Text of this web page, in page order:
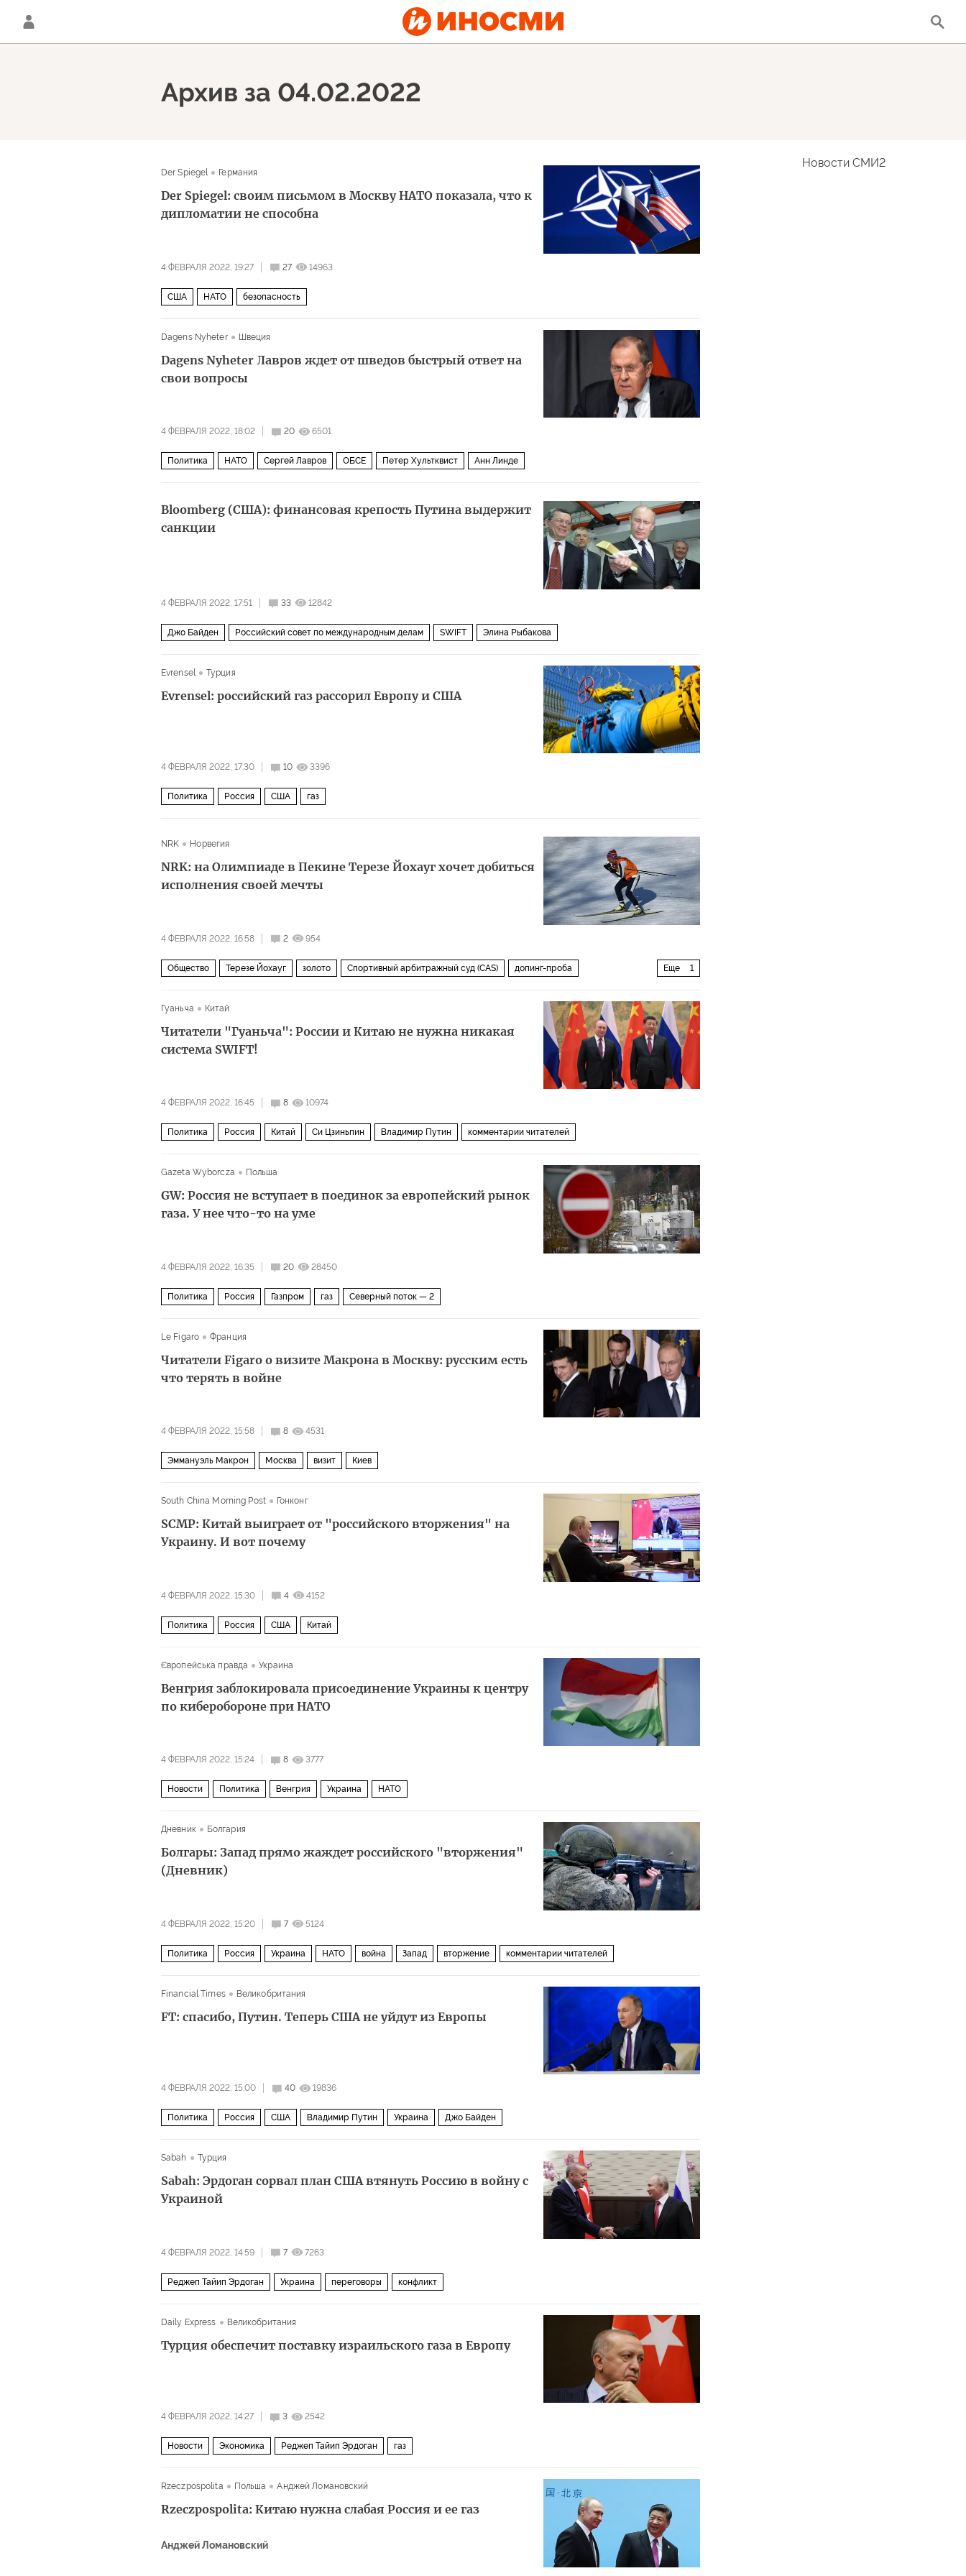
Архив за 04.02.2022
Der Spiegel Германия
Der Spiegel: своим письмом в Москву НАТО показала, что к
дипломатии не способна
4 ФЕВРАЛЯ 2022, 19:27 27 14963
США НАТО безопасность
Dagens Nyheter Швеция
Dagens Nyheter Лавров ждет от шведов быстрый ответ на
свои вопросы
4 ФЕВРАЛЯ 2022, 18:02 20 6501
Политика НАТО Сергей Лавров ОБСЕ Петер Хультквист Анн Линде
Bloomberg (США): финансовая крепость Путина выдержит
санкции
4 ФЕВРАЛЯ 2022, 17:51 33 12842
Джо Байден Российский совет по международным делам SWIFT Элина Рыбакова
Evrensel Турция
Evrensel: российский газ рассорил Европу и США
4 ФЕВРАЛЯ 2022, 17:30 10 3396
Политика Россия США газ
NRK Норвегия
NRK: на Олимпиаде в Пекине Терезе Йохауг хочет добиться
исполнения своей мечты
4 ФЕВРАЛЯ 2022, 16:58 2 954
Еще 1
Общество Терезе Йохауг золото Спортивный арбитражный суд (CAS) допинг-проба
Гуаньча
Китай
Читатели "Гуаньча": России и Китаю не нужна никакая
система SWIFT!
4 ФЕВРАЛЯ 2022, 16:45 8 10974
Политика Россия Китай Си Цзиньпин Владимир Путин комментарии читателей
Gazeta Wyborcza Польша
GW: Россия не вступает в поединок за европейский рынок
газа. У нее что-то на уме
4 ФЕВРАЛЯ 2022, 16:35 20 28450
Политика Россия Газпром газ Северный поток — 2
Le Figaro Франция
Читатели Figaro о визите Макрона в Москву: русским есть
что терять в войне
4 ФЕВРАЛЯ 2022, 15:58 8 4531
Эммануэль Макрон Москва визит Киев
South China Morning Post Гонконг
SCMP: Китай выиграет от "российского вторжения" на
Украину. И вот почему
4 ФЕВРАЛЯ 2022, 15:30 4 4152
Политика Россия США Китай
Європейська правда Украина
Венгрия заблокировала присоединение Украины к центру
по киберобороне при НАТО
4 ФЕВРАЛЯ 2022, 15:24 8 3777
Новости Политика Венгрия Украина НАТО
Дневник Болгария
Болгары: Запад прямо жаждет российского "вторжения"
(Дневник)
4 ФЕВРАЛЯ 2022, 15:20 7 5124
Политика Россия Украина НАТО война Запад вторжение комментарии читателей
Financial Times Великобритания
FT: спасибо, Путин. Теперь США не уйдут из Европы
4 ФЕВРАЛЯ 2022, 15:00 40 19836
Политика Россия США Владимир Путин Украина Джо Байден
Sabah Турция
Sabah: Эрдоган сорвал план США втянуть Россию в войну с
Украиной
4 ФЕВРАЛЯ 2022, 14:59 7 7263
Реджеп Тайип Эрдоган Украина переговоры конфликт
Daily Express Великобритания
Турция обеспечит поставку израильского газа в Европу
4 ФЕВРАЛЯ 2022, 14:27 3 2542
Новости Экономика Реджеп Тайип Эрдоган газ
Rzeczpospolita Польша Анджей Ломановский
Rzeczpospolita: Китаю нужна слабая Россия и ее газ
Анджей Ломановский
Новости СМИ2